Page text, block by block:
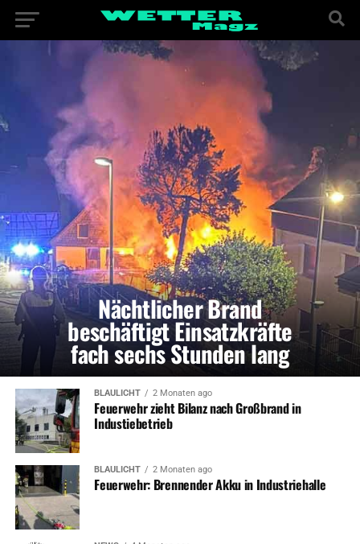
Nächtlicher Brand
beschäftigt Einsatzkräfte
fach sechs Stunden lang
BLAULICHT 2 Monaten ago
Feuerwehr zieht Bilanz nach Großbrand in
Industiebetrieb
BLAULICHT 2 Monaten ago
Feuerwehr: Brennender Akku in Industriehalle